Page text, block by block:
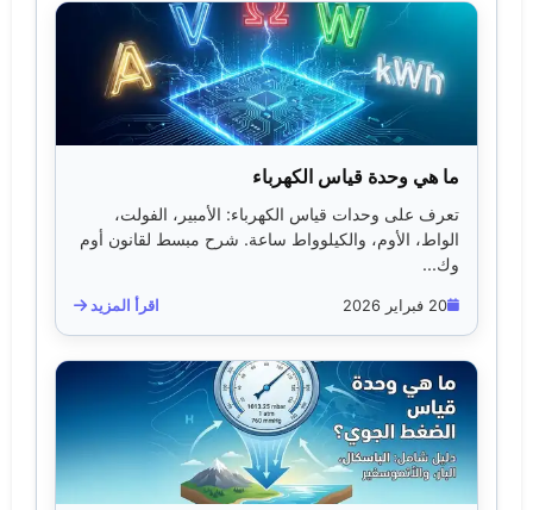
ما هي وحدة قياس الكهرباء
تعرف على وحدات قياس الكهرباء: الأمبير، الفولت،
الواط، الأوم، والكيلوواط ساعة. شرح مبسط لقانون أوم
وك...
20 فبراير 2026 اقرأ المزيد